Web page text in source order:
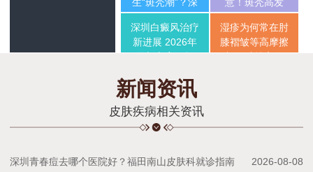
圳人该如何保卫
发际线
季，你的头发还
好吗
深圳白癜风治疗
新进展 2026年
湿疹为何常在肘
膝褶皱等高摩擦
新闻资讯
皮肤疾病相关资讯
深圳青春痘去哪个医院好？福田南山皮肤科就诊指南 2026-08-08